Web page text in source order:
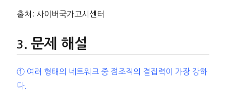
출처: 사이버국가고시센터
문제 해설
① 여러 형태의 네트워크 중 점조직의 결집력이 가장 강하
다.